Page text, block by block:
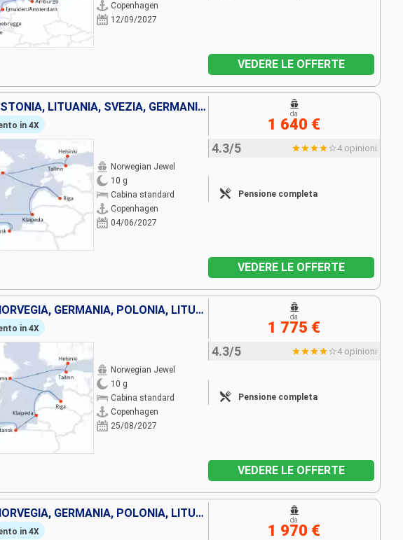
Copenhagen
12/09/2027
VEDERE LE OFFERTE
DANIMARCA, ESTONIA, LITUANIA, SVEZIA, GERMANIA, LETTONIA, POLONIA, FINLANDIA
in 4X
Norwegian Jewel
10 g
Cabina standard
Copenhagen
04/06/2027
4.3/5 4 opinioni
Pensione completa
da
1 640 €
VEDERE LE OFFERTE
DANIMARCA, NORVEGIA, GERMANIA, POLONIA, LITUANIA, LETTONIA, SVEZIA, ESTONIA, FINLANDIA
in 4X
Norwegian Jewel
10 g
Cabina standard
Copenhagen
25/08/2027
4.3/5 4 opinioni
Pensione completa
da
1 775 €
VEDERE LE OFFERTE
DANIMARCA, NORVEGIA, GERMANIA, POLONIA, LITUANIA, LETTONIA, SVEZIA, ESTONIA, FINLANDIA
in 4X
da
1 970 €